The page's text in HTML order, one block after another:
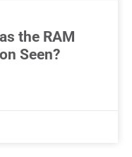
the RAM
Seen?